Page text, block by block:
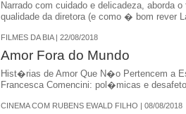
Narrado com cuidado e delicadeza, aborda
qualidade da diretora (e como � bom rever
FILMES DA BIA | 22/08/2018
Amor Fora do Mundo
Hist�rias de Amor Que N�o Pertencem a
Francesca Comencini: pol�micas e
CINEMA COM RUBENS EWALD FILHO | 08/08/2018